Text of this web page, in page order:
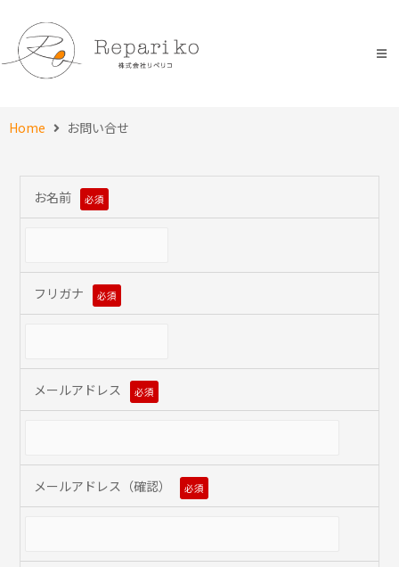
Home お問い合せ
お名前 必須
フリガナ 必須
メールアドレス 必須
メールアドレス（確認） 必須